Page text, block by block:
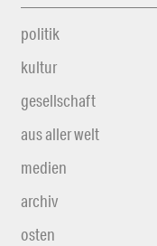
politik
kultur
gesellschaft
aus aller welt
medien
archiv
osten